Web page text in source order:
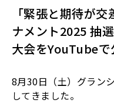
「緊張と期待が
ナメント2025 抽
大会をYouTube
8月30日（土）グラン
してきました。